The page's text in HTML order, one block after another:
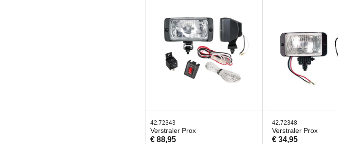
42.72343
Verstraler Prox
€ 88,95
42.72348
Verstraler Prox
€ 34,95